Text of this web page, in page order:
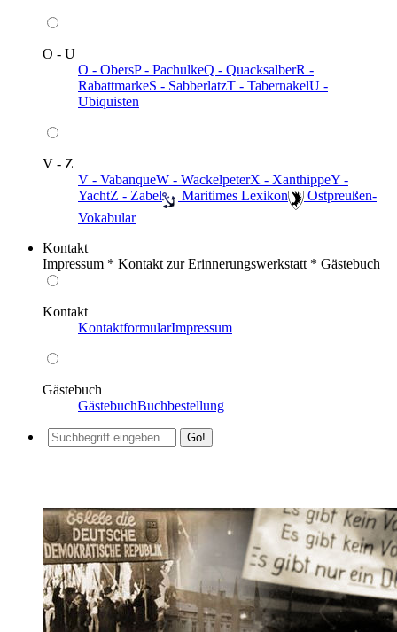
O - U
O - ObersP - PachulkeQ - QuacksalberR -
RabattmarkeS - SabberlatzT - TabernakelU -
Ubiquisten
V - Z
V - VabanqueW - WackelpeterX - XanthippeY -
YachtZ - Zabel ️ Maritimes Lexikon
️ Ostpreußen-
Vokabular
Kontakt
Impressum * Kontakt zur Erinnerungswerkstatt * Gästebuch
Kontakt
KontaktformularImpressum
Gästebuch
GästebuchBuchbestellung